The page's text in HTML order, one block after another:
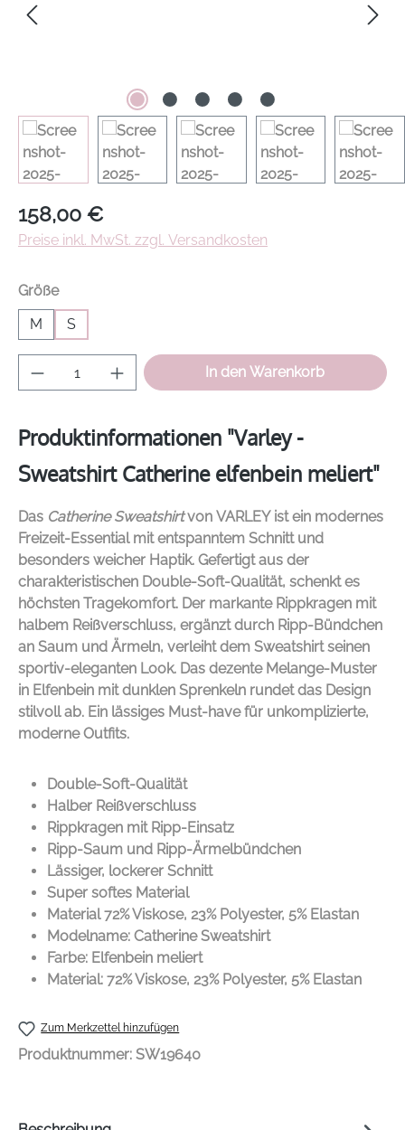
Regulärer Preis:
158,00 €
Preise inkl. MwSt. zzgl. Versandkosten
Größeauswählen
M
S
Produkt Anzahl: Gib den gewünschten
In den Warenkorb
Produktinformationen "Varley -
Sweatshirt Catherine elfenbein meliert"
Das Catherine Sweatshirtvon VARLEYist ein modernes
Freizeit-Essential mit entspanntem Schnitt und
besonders weicher Haptik. Gefertigt aus der
charakteristischen Double-Soft-Qualität, schenkt es
höchsten Tragekomfort. Der markante Rippkragen mit
halbem Reißverschluss, ergänzt durch Ripp-Bündchen
an Saum und Ärmeln, verleiht dem Sweatshirt seinen
sportiv-eleganten Look. Das dezente Melange-Muster
in Elfenbein mit dunklen Sprenkeln rundet das Design
stilvoll ab. Ein lässiges Must-have für unkomplizierte,
moderne Outfits.
Double-Soft-Qualität
Halber Reißverschluss
Rippkragen mit Ripp-Einsatz
Ripp-Saum und Ripp-Ärmelbündchen
Lässiger, lockerer Schnitt
Super softes Material
Material 72% Viskose, 23% Polyester, 5% Elastan
Modelname: Catherine Sweatshirt
Farbe: Elfenbein meliert
Material: 72% Viskose, 23% Polyester, 5% Elastan
Zum Merkzettel hinzufügen
Produktnummer: SW19640